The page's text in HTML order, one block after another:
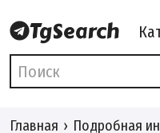
Главная Подробная